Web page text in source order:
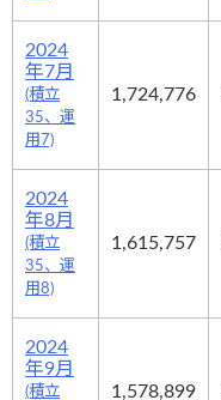
2024
年7月
(積立
35、運
用7)
1,724,776
2024
年8月
(積立
35、運
用8)
1,615,757
2024
年9月
(積立 1,578,899